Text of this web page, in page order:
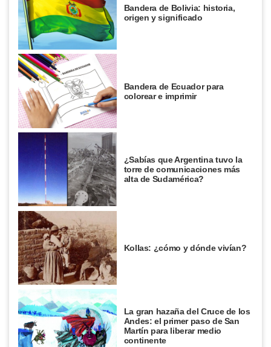
Bandera de Bolivia: historia,
origen y significado
Bandera de Ecuador para
colorear e imprimir
¿Sabías que Argentina tuvo la
torre de comunicaciones más
alta de Sudamérica?
Kollas: ¿cómo y dónde vivían?
La gran hazaña del Cruce de los
Andes: el primer paso de San
Martín para liberar medio
continente